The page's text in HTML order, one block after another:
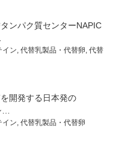
ンパク質センターNAPIC
イン 代替乳製品・代替卵 代替
開発する日本発の
イン 代替乳製品・代替卵